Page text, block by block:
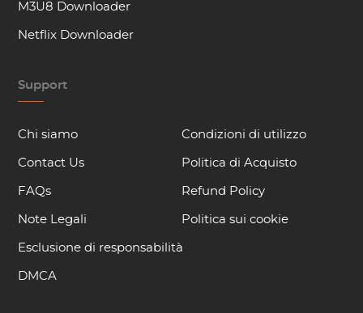
M3U8 Downloader
Netflix Downloader
Support
Chi siamo
Contact Us
FAQs
Note Legali
Esclusione di responsabilità
DMCA
Condizioni di utilizzo
Politica di Acquisto
Refund Policy
Politica sui cookie